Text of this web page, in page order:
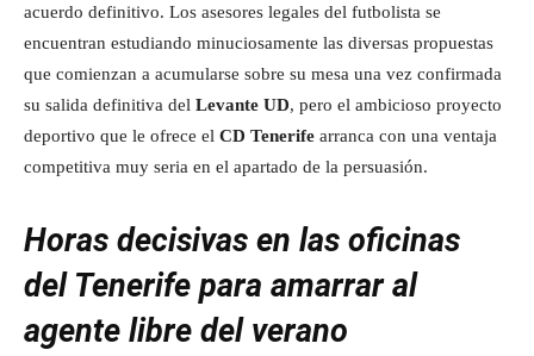
acuerdo definitivo. Los asesores legales del futbolista se
encuentran estudiando minuciosamente las diversas propuestas
que comienzan a acumularse sobre su mesa una vez confirmada
su salida definitiva del Levante UD, pero el ambicioso proyecto
deportivo que le ofrece el CD Tenerife arranca con una ventaja
competitiva muy seria en el apartado de la persuasión.
Horas decisivas en las oficinas
del Tenerife para amarrar al
agente libre del verano